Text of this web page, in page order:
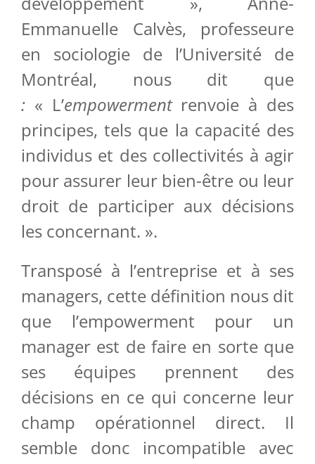
Emmanuelle Calvès, professeure
en sociologie de l’Université de
Montréal, nous dit que
: « L’empowerment renvoie à des
principes, tels que la capacité des
individus et des collectivités à agir
pour assurer leur bien-être ou leur
droit de participer aux décisions
les concernant. ».
Transposé à l’entreprise et à ses
managers, cette définition nous dit
que l’empowerment pour un
manager est de faire en sorte que
ses équipes prennent des
décisions en ce qui concerne leur
champ opérationnel direct. Il
semble donc incompatible avec